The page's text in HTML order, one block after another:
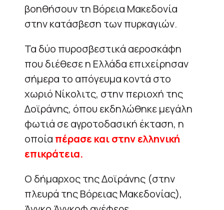
βοηθήσουν τη Βόρεια Μακεδονία
στην κατάσβεση των πυρκαγιών.
Τα δύο πυροσβεστικά αεροσκάφη
που διέθεσε η Ελλάδα επιχείρησαν
σήμερα το απόγευμα κοντά στο
χωριό Νίκολιτς, στην περιοχή της
Δοϊράνης, όπου εκδηλώθηκε μεγάλη
φωτιά σε αγροτοδασική έκταση, η
οποία πέρασε και στην ελληνική
επικράτεια.
Ο δήμαρχος της Δοϊράνης (στην
πλευρά της Βόρειας Μακεδονίας),